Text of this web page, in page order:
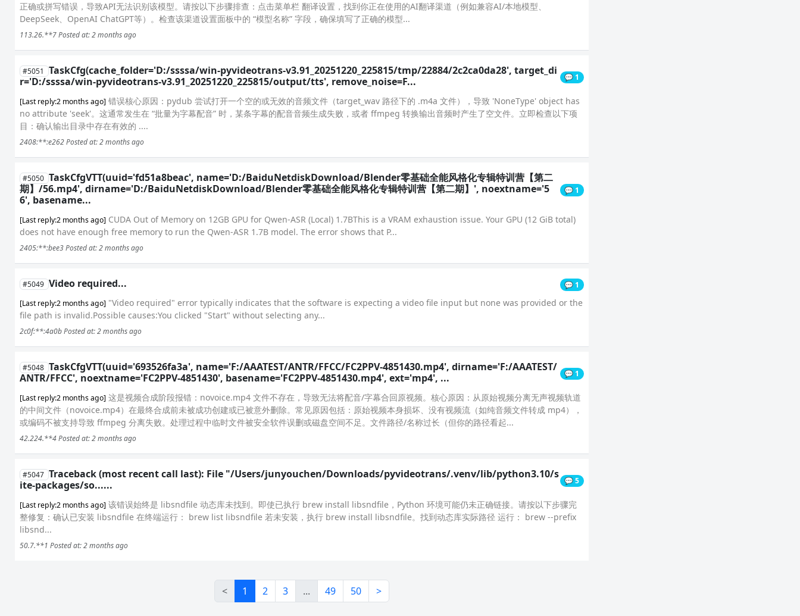
正确或拼写错误，导致API无法识别该模型。请按以下步骤排查：点击菜单栏 翻译设置，找到你正在使用的AI翻译渠道（例如兼容AI/本地模型、
DeepSeek、OpenAI ChatGPT等）。检查该渠道设置面板中的 “模型名称” 字段，确保填写了正确的模型...
113.26.**7 Posted at: 2 months ago
#5051
TaskCfg(cache_folder='D:/ssssa/win-pyvideotrans-v3.91_20251220_225815/tmp/22884/2c2ca0da28', target_di
r='D:/ssssa/win-pyvideotrans-v3.91_20251220_225815/output/tts', remove_noise=F...
💬 1
[Last reply:2 months ago] 错误核心原因：pydub 尝试打开一个空的或无效的音频文件（target_wav 路径下的 .m4a 文件），导致 'NoneType' object has
no attribute 'seek'。这通常发生在 “批量为字幕配音” 时，某条字幕的配音音频生成失败，或者 ffmpeg 转换输出音频时产生了空文件。立即检查以下项
目：确认输出目录中存在有效的 ....
2408:**:e262 Posted at: 2 months ago
#5050 TaskCfgVTT(uuid='fd51a8beac', name='D:/BaiduNetdiskDownload/Blender零基础全能风格化专辑特训营【第二
期】/56.mp4', dirname='D:/BaiduNetdiskDownload/Blender零基础全能风格化专辑特训营【第二期】', noextname='5
6', basename...
💬 1
[Last reply:2 months ago] CUDA Out of Memory on 12GB GPU for Qwen-ASR (Local) 1.7BThis is a VRAM exhaustion issue. Your GPU (12 GiB total)
does not have enough free memory to run the Qwen-ASR 1.7B model. The error shows that P...
2405:**:bee3 Posted at: 2 months ago
#5049 Video required...
💬 1
[Last reply:2 months ago] "Video required" error typically indicates that the software is expecting a video file input but none was provided or the
file path is invalid.Possible causes:You clicked "Start" without selecting any...
2c0f:**:4a0b Posted at: 2 months ago
#5048 TaskCfgVTT(uuid='693526fa3a', name='F:/AAATEST/ANTR/FFCC/FC2PPV-4851430.mp4', dirname='F:/AAATEST/
ANTR/FFCC', noextname='FC2PPV-4851430', basename='FC2PPV-4851430.mp4', ext='mp4', ...
💬 1
[Last reply:2 months ago] 这是视频合成阶段报错：novoice.mp4 文件不存在，导致无法将配音/字幕合回原视频。核心原因：从原始视频分离无声视频轨道
的中间文件（novoice.mp4）在最终合成前未被成功创建或已被意外删除。常见原因包括：原始视频本身损坏、没有视频流（如纯音频文件转成 mp4），
或编码不被支持导致 ffmpeg 分离失败。处理过程中临时文件被安全软件误删或磁盘空间不足。文件路径/名称过长（但你的路径看起...
42.224.**4 Posted at: 2 months ago
#5047 Traceback (most recent call last): File "/Users/junyouchen/Downloads/pyvideotrans/.venv/lib/python3.10/s
ite-packages/so......
💬 5
[Last reply:2 months ago] 该错误始终是 libsndfile 动态库未找到。即使已执行 brew install libsndfile，Python 环境可能仍未正确链接。请按以下步骤完
整修复：确认已安装 libsndfile 在终端运行： brew list libsndfile 若未安装，执行 brew install libsndfile。找到动态库实际路径 运行： brew --prefix
libsnd...
50.7.**1 Posted at: 2 months ago
< 1 2 3 ... 49 50 >